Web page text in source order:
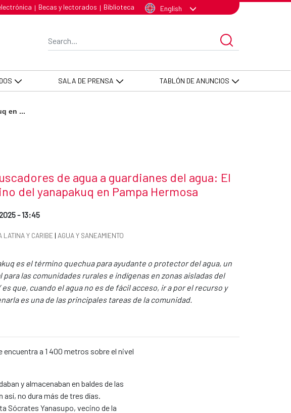
yanapakuq en Pampa Hermosa -
| Becas y lectorados | Biblioteca English
SALA DE PRENSA TABLÓN DE ANUNCIOS
en ...
title
de agua a guardianes del agua: El
del yanapakuq en Pampa Hermosa
of the news item
- 13:45
LATINA Y CARIBE | AGUA Y SANEAMIENTO
es el término quechua para ayudante o protector del agua, un
para las comunidades rurales e indígenas en zonas aisladas del
es que, cuando el agua no es de fácil acceso, ir a por el recurso y
es una de las principales tareas de la comunidad.
a 1 400 metros sobre el nivel
y almacenaban en baldes de las
no dura más de tres días.
Sócrates Yanasupo, vecino de la